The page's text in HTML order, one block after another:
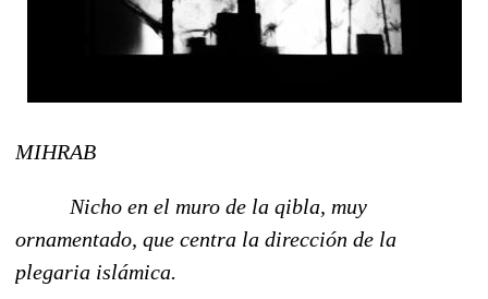
MIHRAB
Nicho en el muro de la qibla, muy
ornamentado, que centra la dirección de la
plegaria islámica.